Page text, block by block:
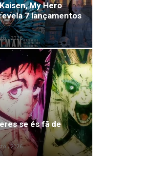
My Hero
7 lançamentos
, 2026
se és fã de
, 2026